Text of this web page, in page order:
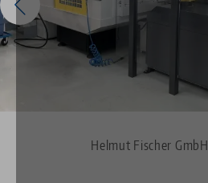
Helmut Fischer GmbH